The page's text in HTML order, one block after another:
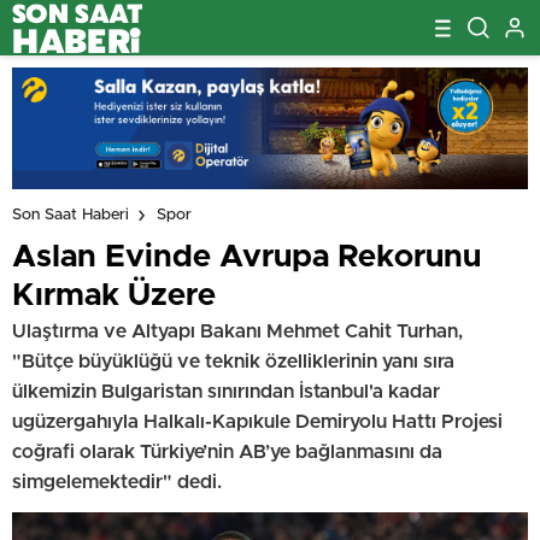
Son Saat Haberi Spor
Aslan Evinde Avrupa Rekorunu
Kırmak Üzere
Ulaştırma ve Altyapı Bakanı Mehmet Cahit Turhan,
"Bütçe büyüklüğü ve teknik özelliklerinin yanı sıra
ülkemizin Bulgaristan sınırından İstanbul'a kadar
ugüzergahıyla Halkalı-Kapıkule Demiryolu Hattı Projesi
coğrafi olarak Türkiye’nin AB’ye bağlanmasını da
simgelemektedir" dedi.